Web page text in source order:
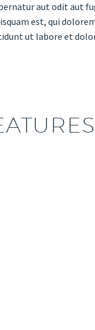
aut odit aut
est, qui
ut labore et